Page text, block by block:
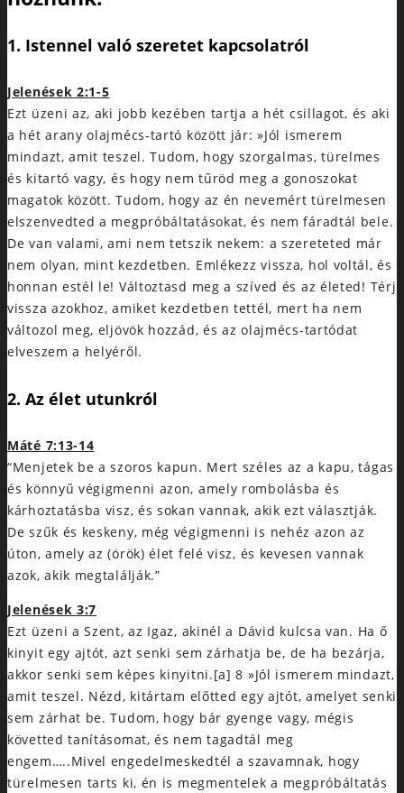
1. Istennel való szeretet kapcsolatról
Jelenések 2:1-5
Ezt üzeni az, aki jobb kezében tartja a hét csillagot, és aki
a hét arany olajmécs-tartó között jár: »Jól ismerem
mindazt, amit teszel. Tudom, hogy szorgalmas, türelmes
és kitartó vagy, és hogy nem tűröd meg a gonoszokat
magatok között. Tudom, hogy az én nevemért türelmesen
elszenvedted a megpróbáltatásokat, és nem fáradtál bele.
De van valami, ami nem tetszik nekem: a szereteted már
nem olyan, mint kezdetben. Emlékezz vissza, hol voltál, és
honnan estél le! Változtasd meg a szíved és az életed! Térj
vissza azokhoz, amiket kezdetben tettél, mert ha nem
változol meg, eljövök hozzád, és az olajmécs-tartódat
elveszem a helyéről.
2. Az élet utunkról
Máté 7:13-14
“Menjetek be a szoros kapun. Mert széles az a kapu, tágas
és könnyű végigmenni azon, amely rombolásba és
kárhoztatásba visz, és sokan vannak, akik ezt választják.
De szűk és keskeny, még végigmenni is nehéz azon az
úton, amely az (örök) élet felé visz, és kevesen vannak
azok, akik megtalálják.”
Jelenések 3:7
Ezt üzeni a Szent, az Igaz, akinél a Dávid kulcsa van. Ha ő
kinyit egy ajtót, azt senki sem zárhatja be, de ha bezárja,
akkor senki sem képes kinyitni.[a] 8 »Jól ismerem mindazt,
amit teszel. Nézd, kitártam előtted egy ajtót, amelyet senki
sem zárhat be. Tudom, hogy bár gyenge vagy, mégis
követted tanításomat, és nem tagadtál meg
engem…..Mivel engedelmeskedtél a szavamnak, hogy
türelmesen tarts ki, én is megmentelek a megpróbáltatás